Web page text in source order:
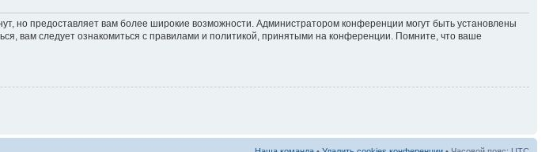
но предоставляет вам более широкие возможности. Администратором конференции могут быть установлены
вам следует ознакомиться с правилами и политикой, принятыми на конференции. Помните, что ваше